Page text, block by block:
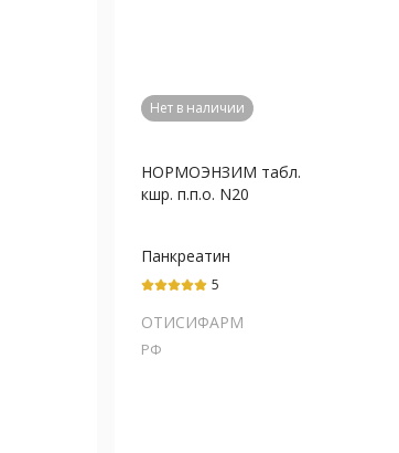
Нет в наличии
НОРМОЭНЗИМ табл.
кшр. п.п.о. N20
Панкреатин
5
ОТИСИФАРМ
РФ